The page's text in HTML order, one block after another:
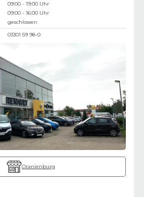
09:00 - 19:00 Uhr
09:00 - 16:00 Uhr
geschlossen
03301 59 98-0
Oranienburg